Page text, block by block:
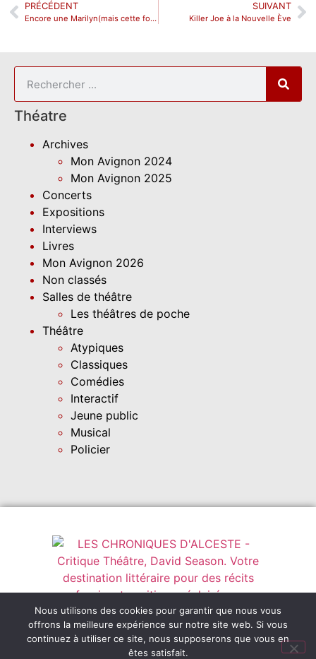
Théatre
Archives
Mon Avignon 2024
Mon Avignon 2025
Concerts
Expositions
Interviews
Livres
Mon Avignon 2026
Non classés
Salles de théâtre
Les théâtres de poche
Théâtre
Atypiques
Classiques
Comédies
Interactif
Jeune public
Musical
Policier
PRÉCÉDENT
Encore une Marilyn(mais cette fois-ci la vraie !) au Théâtre de l’Essaïon
SUIVANT
Killer Joe à la Nouvelle Ève
Instagram
leschroniquesdalceste@outlook.fr
Abonnez-vous
Nous utilisons des cookies pour garantir que nous vous
offrons la meilleure expérience sur notre site web. Si vous
continuez à utiliser ce site, nous supposerons que vous en
êtes satisfait.